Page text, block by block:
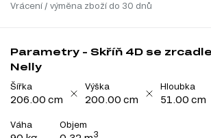
Vrácení / výměna zboží do 30 dnů
Parametry - Skříň 4D se
Nelly
Šířka
206.00 cm
Výška
200.00 cm
Hloubka
51.00 cm
Váha Objem
3